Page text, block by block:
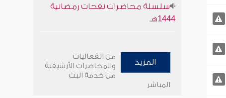
1444هـ
وأمنهم من خوف 9
سلسلة محاضرات نفحات رمضانية
المزيد
من الفعاليات
والمحاضرات الأرشيفية
من خدمة البث
المباشر